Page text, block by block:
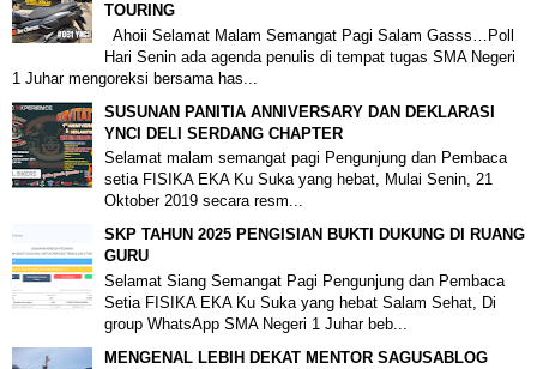
TOURING
Ahoii Selamat Malam Semangat Pagi Salam Gasss…Poll
Hari Senin ada agenda penulis di tempat tugas SMA Negeri
1 Juhar mengoreksi bersama has...
SUSUNAN PANITIA ANNIVERSARY DAN DEKLARASI
YNCI DELI SERDANG CHAPTER
Selamat malam semangat pagi Pengunjung dan Pembaca
setia FISIKA EKA Ku Suka yang hebat, Mulai Senin, 21
Oktober 2019 secara resm...
SKP TAHUN 2025 PENGISIAN BUKTI DUKUNG DI RUANG
GURU
Selamat Siang Semangat Pagi Pengunjung dan Pembaca
Setia FISIKA EKA Ku Suka yang hebat Salam Sehat, Di
group WhatsApp SMA Negeri 1 Juhar beb...
MENGENAL LEBIH DEKAT MENTOR SAGUSABLOG